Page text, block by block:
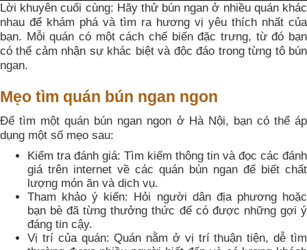
Lời khuyên cuối cùng: Hãy thử bún ngan ở nhiều quán khác
nhau để khám phá và tìm ra hương vị yêu thích nhất của
bạn. Mỗi quán có một cách chế biến đặc trưng, từ đó bạn
có thể cảm nhận sự khác biệt và độc đáo trong từng tô bún
ngan.
Mẹo tìm quán bún ngan ngon
Để tìm một quán bún ngan ngon ở Hà Nội, bạn có thể áp
dụng một số mẹo sau:
Kiểm tra đánh giá: Tìm kiếm thông tin và đọc các đánh
giá trên internet về các quán bún ngan để biết chất
lượng món ăn và dịch vụ.
Tham khảo ý kiến: Hỏi người dân địa phương hoặc
bạn bè đã từng thưởng thức để có được những gợi ý
đáng tin cậy.
Vị trí của quán: Quán nằm ở vị trí thuận tiện, dễ tìm